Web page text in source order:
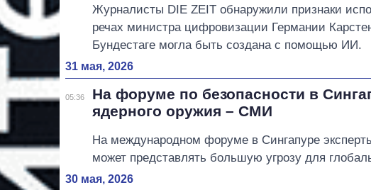
Журналисты DIE ZEIT обнаружили признаки
речах министра цифровизации Германии
Бундестаге могла быть создана с помощью ИИ.
31 мая, 2026
05:36
На форуме по безопасности в
ядерного оружия – СМИ
На международном форуме в Сингапуре
может представлять большую угрозу для
30 мая, 2026